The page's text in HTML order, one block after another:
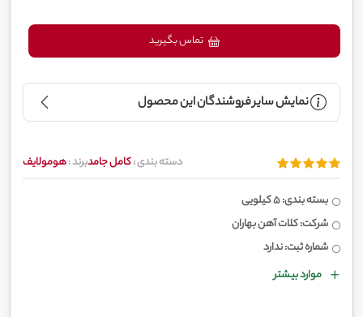
نمایش سایر فروشندگان این محصول
دسته بندی :کامل جامدبرند :هومولایف
بسته بندی: 5 کیلویی
شرکت: کلات آهن بهاران
شماره ثبت: ندارد
موارد بیشتر